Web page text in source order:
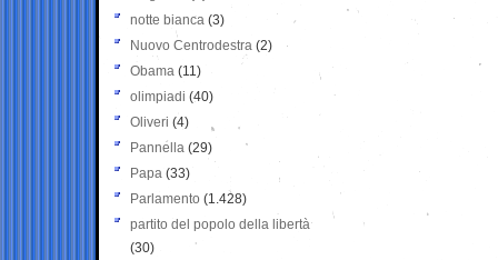
notte bianca (3)
Nuovo Centrodestra (2)
Obama (11)
olimpiadi (40)
Oliveri (4)
Pannella (29)
Papa (33)
Parlamento (1.428)
partito del popolo della libertà
(30)